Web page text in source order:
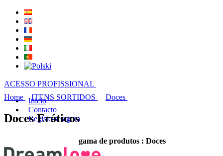
ACESSO PROFISSIONAL
Inicio
Contacto
Registe-se agora
Home ITENS SORTIDOS Doces
Doces Eróticos
gama de produtos : Doces